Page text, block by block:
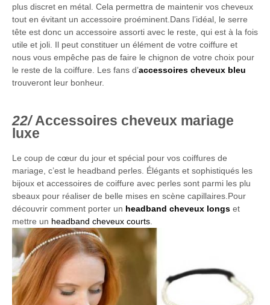
plus discret en métal. Cela permettra de maintenir vos cheveux
tout en évitant un accessoire proéminent.Dans l’idéal, le serre
tête est donc un accessoire assorti avec le reste, qui est à la fois
utile et joli. Il peut constituer un élément de votre coiffure et
nous vous empêche pas de faire le chignon de votre choix pour
le reste de la coiffure. Les fans d’accessoires cheveux bleu
trouveront leur bonheur.
Accessoires cheveux mariage
luxe
Le coup de cœur du jour et spécial pour vos coiffures de
mariage, c’est le headband perles. Élégants et sophistiqués les
bijoux et accessoires de coiffure avec perles sont parmi les plu
sbeaux pour réaliser de belle mises en scène capillaires.Pour
découvrir comment porter un headband cheveux longs et
mettre un headband cheveux courts.